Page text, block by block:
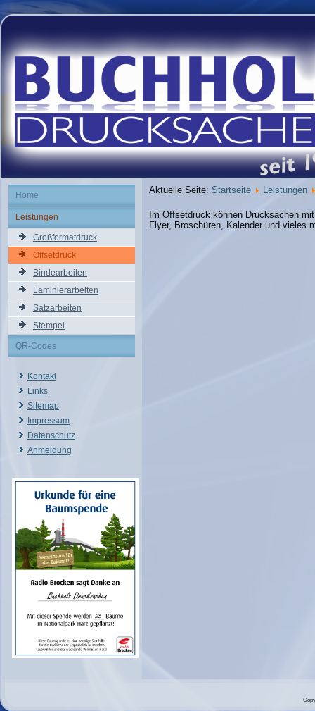
Home
Leistungen
Großformatdruck
Offsetdruck
Bindearbeiten
Laminierarbeiten
Satzarbeiten
Stempel
QR-Codes
Kontakt
Links
Sitemap
Impressum
Datenschutz
Anmeldung
Aktuelle Seite: Startseite Leistungen
Im Offsetdruck können Drucksachen
Flyer, Broschüren, Kalender und vieles